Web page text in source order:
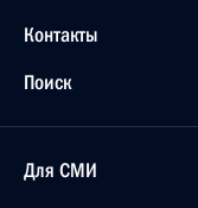
Контакты
Поиск
Для СМИ